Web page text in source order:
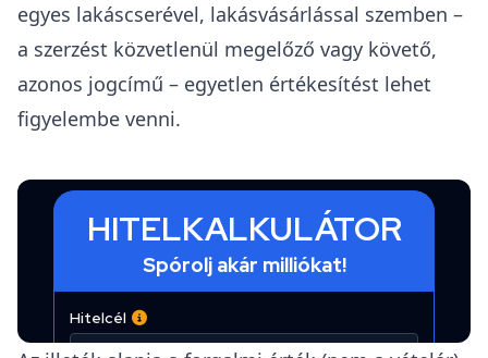
egyes lakáscserével, lakásvásárlással szemben –
a szerzést közvetlenül megelőző vagy követő,
azonos jogcímű – egyetlen értékesítést lehet
figyelembe venni.